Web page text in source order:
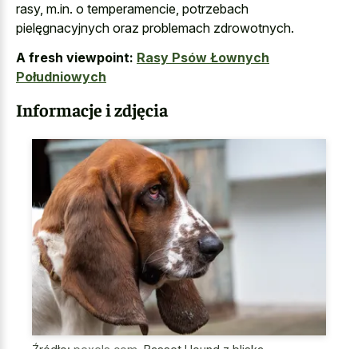
rasy, m.in. o temperamencie, potrzebach
pielęgnacyjnych oraz problemach zdrowotnych.
A fresh viewpoint: Rasy Psów Łownych
Południowych
Informacje i zdjęcia